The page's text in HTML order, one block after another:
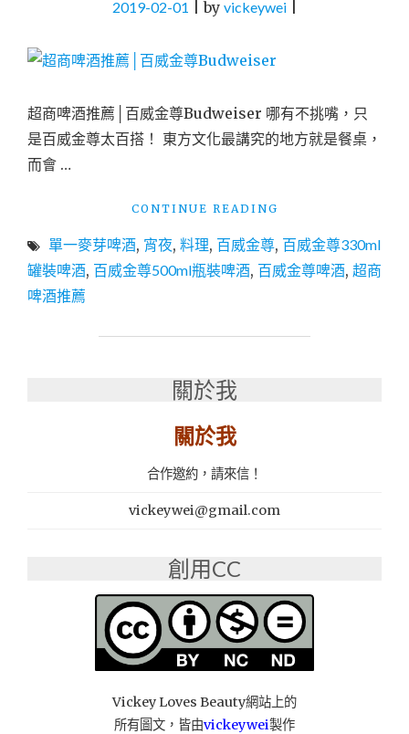
2019-02-01 |by vickeywei|
超商啤酒推薦│百威金尊Budweiser 哪有不挑嘴，只
是百威金尊太百搭！ 東方文化最講究的地方就是餐桌，
而會 …
CONTINUE READING
啤
酒
所
清
甜
麥
香
感
為
餐
單一麥芽啤酒, 宵夜, 料理, 百威金尊, 百威金尊330ml
罐裝啤酒, 百威金尊500ml瓶裝啤酒, 百威金尊啤酒, 超商
啤酒推薦
關於我
關於我
合作邀約，請來信！
vickeywei@gmail.com
創用CC
Vickey Loves Beauty網站上的
所有圖文，皆由vickeywei製作